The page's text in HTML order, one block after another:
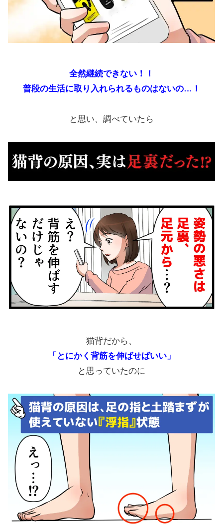
全然継続できない！！
普段の生活に取り入れられるものはないの…！
と思い、調べていたら
猫背だから、
「とにかく背筋を伸ばせばいい」
と思っていたのに